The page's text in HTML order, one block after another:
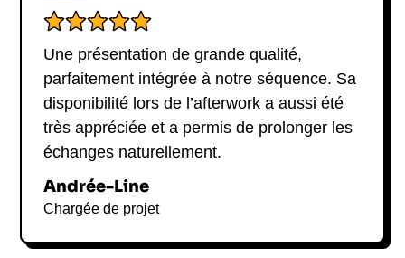
Une présentation de grande qualité,
parfaitement intégrée à notre séquence. Sa
disponibilité lors de l’afterwork a aussi été
très appréciée et a permis de prolonger les
échanges naturellement.
Andrée-Line
Chargée de projet